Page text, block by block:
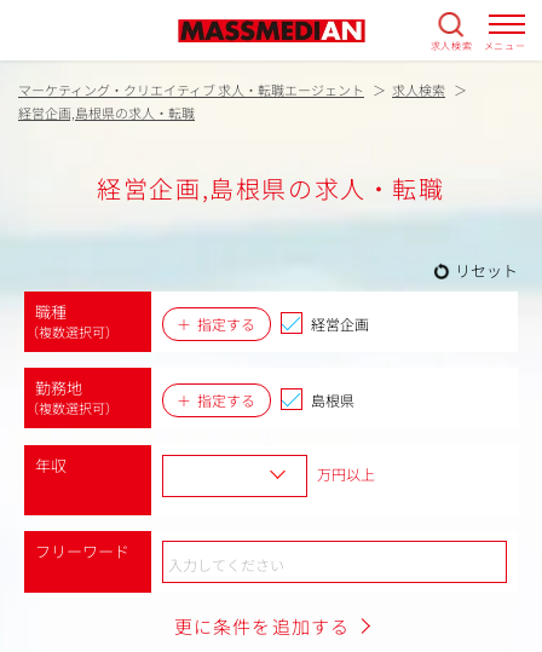
求人検索 メニュー
マーケティング・クリエイティブ 求人・転職エージェント
求人検索
経営企画,島根県の求人・転職
経営企画,島根県の求人・転職
リセット
職種
（複数選択可） 指定する 経営企画
勤務地
（複数選択可） 指定する 島根県
年収 万円以上
フリーワード
更に条件を追加する